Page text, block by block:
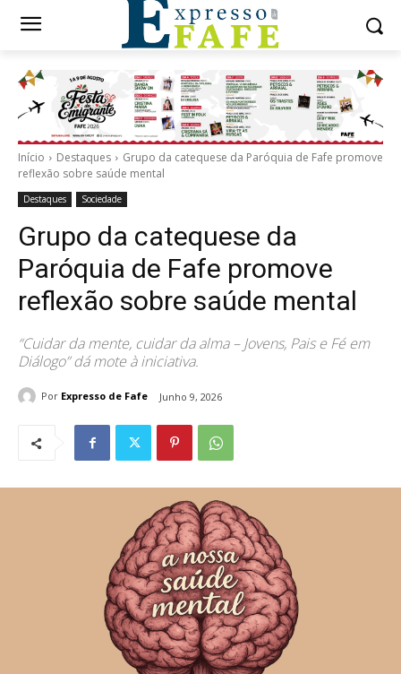
Início Destaques
Grupo da catequese da Paróquia de Fafe promove
reflexão sobre saúde mental
Destaques Sociedade
Grupo da catequese da
Paróquia de Fafe promove
reflexão sobre saúde mental
“Cuidar da mente, cuidar da alma – Jovens, Pais e Fé em
Diálogo” dá mote à iniciativa.
Por Expresso de Fafe Junho 9, 2026